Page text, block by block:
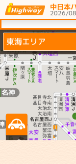
中日本
2026/
東海エリア